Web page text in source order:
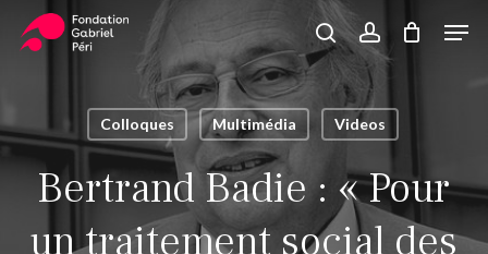
searchaccount
Panier Close
Colloques Multimédia Videos
Bertrand Badie : « Pour
un traitement social des